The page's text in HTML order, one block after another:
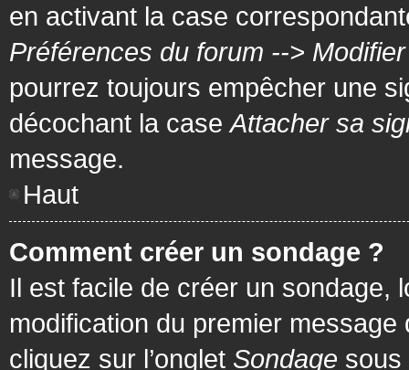
en activant la case
Préférences du forum -->
pourrez toujours empêcher une
décochant la caseAttacher sa
message.
Haut
Comment créer un sondage ?
Il est facile de créer un sondage,
modification du premier
cliquez sur l’onglet Sondage sous